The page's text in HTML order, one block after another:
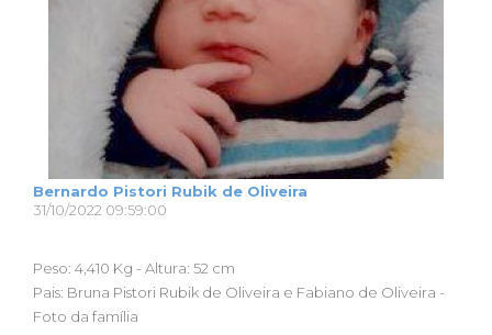
Bernardo Pistori Rubik de Oliveira
31/10/2022 09:59:00
Peso: 4,410 Kg - Altura: 52 cm
Pais: Bruna Pistori Rubik de Oliveira e Fabiano de Oliveira -
Foto da família